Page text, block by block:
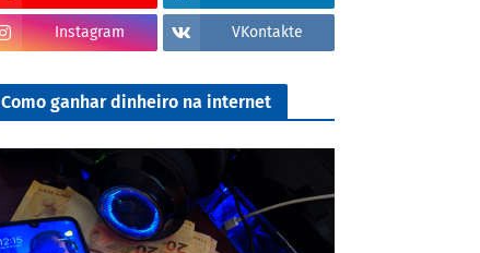
Instagram VKontakte
Como ganhar dinheiro na internet